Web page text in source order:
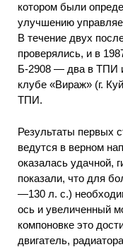
котором были
улучшению
В течение двух
проверялись, и в
Б-2908 — два в ТПИ
клубе «Вираж» (г.
ТПИ.
Результаты первых
ведутся в верном
оказалась удачной,
показали, что для
—130 л. с.)
ось и увеличенный
компоновке это
двигатель,